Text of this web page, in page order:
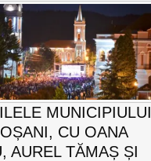
MUNICIPIULUI
CU OANA
AUREL TĂMAȘ ȘI